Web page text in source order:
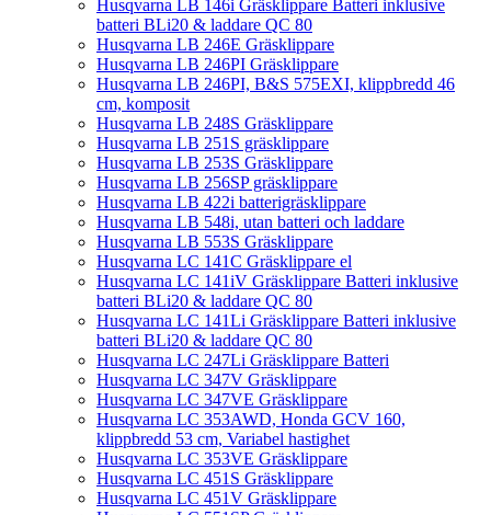
Husqvarna LB 146i Gräsklippare Batteri inklusive
batteri BLi20 & laddare QC 80
Husqvarna LB 246E Gräsklippare
Husqvarna LB 246PI Gräsklippare
Husqvarna LB 246PI, B&S 575EXI, klippbredd 46
cm, komposit
Husqvarna LB 248S Gräsklippare
Husqvarna LB 251S gräsklippare
Husqvarna LB 253S Gräsklippare
Husqvarna LB 256SP gräsklippare
Husqvarna LB 422i batterigräsklippare
Husqvarna LB 548i, utan batteri och laddare
Husqvarna LB 553S Gräsklippare
Husqvarna LC 141C Gräsklippare el
Husqvarna LC 141iV Gräsklippare Batteri inklusive
batteri BLi20 & laddare QC 80
Husqvarna LC 141Li Gräsklippare Batteri inklusive
batteri BLi20 & laddare QC 80
Husqvarna LC 247Li Gräsklippare Batteri
Husqvarna LC 347V Gräsklippare
Husqvarna LC 347VE Gräsklippare
Husqvarna LC 353AWD, Honda GCV 160,
klippbredd 53 cm, Variabel hastighet
Husqvarna LC 353VE Gräsklippare
Husqvarna LC 451S Gräsklippare
Husqvarna LC 451V Gräsklippare